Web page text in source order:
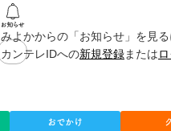
みよかからの「お知らせ」を見る
カンテレIDへの新規登録または
おでかけ